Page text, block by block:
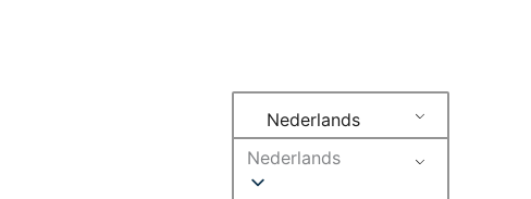
Nederlands
Nederlands